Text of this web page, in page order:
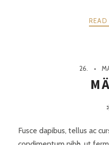
26.
Fusce dapibus, tellus ac